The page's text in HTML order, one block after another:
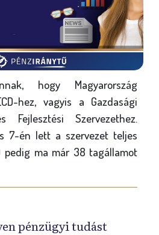
hogy Magyarország
hez, vagyis a Gazdasági
Fejlesztési Szervezethez.
7-én lett a szervezet teljes
pedig ma már 38 tagállamot
pénzügyi tudást